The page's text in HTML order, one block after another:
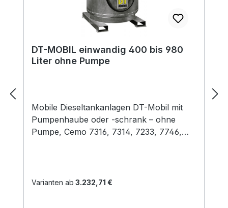
DT-MOBIL einwandig 400 bis 980
Liter ohne Pumpe
Mobile Dieseltankanlagen DT-Mobil mit
Pumpenhaube oder -schrank – ohne
Pumpe, Cemo 7316, 7314, 7233, 7746,
Zulassung zeitlich unbegrenzt,
Varianten ab 3.232,71 €